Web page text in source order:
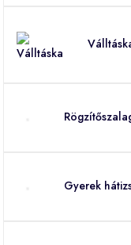
Gyerek